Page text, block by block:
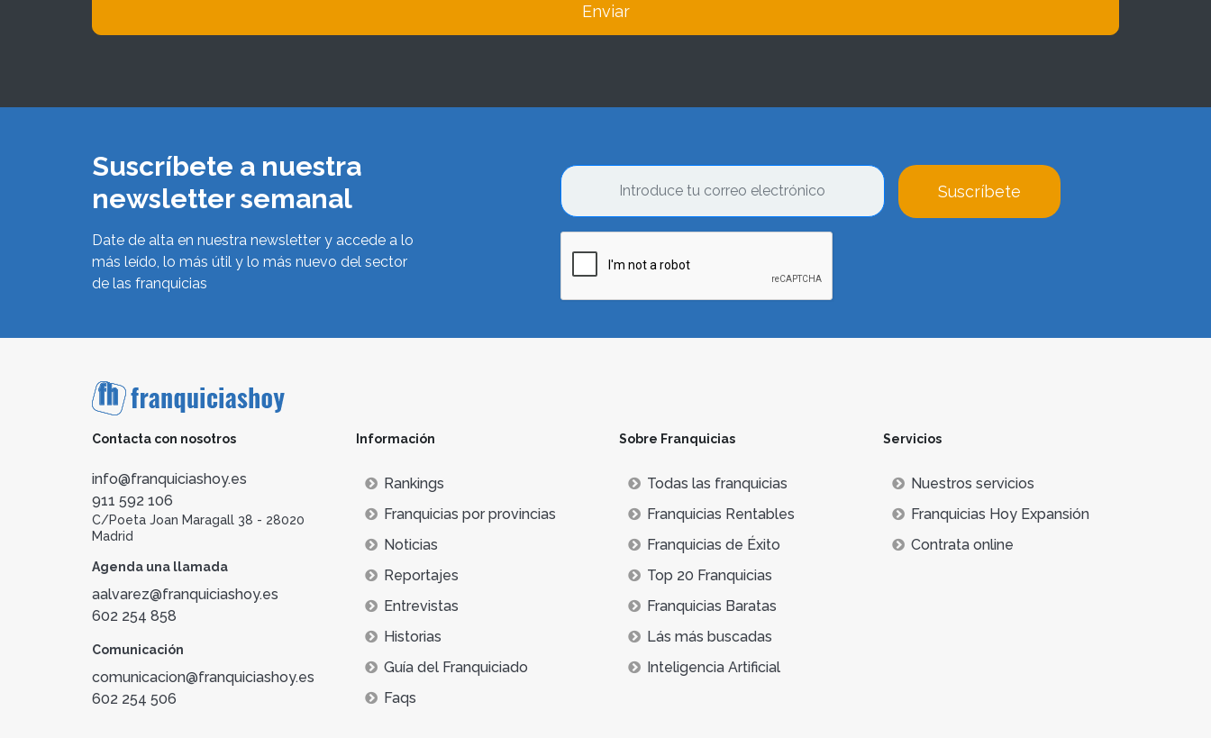
Enviar
Suscríbete a nuestra
newsletter semanal
Date de alta en nuestra newsletter y accede a lo
más leído, lo más útil y lo más nuevo del sector
de las franquicias
Suscríbete
Contacta con nosotros
info@franquiciashoy.es
911 592 106
C/Poeta Joan Maragall 38 - 28020
Madrid
Agenda una llamada
aalvarez@franquiciashoy.es
602 254 858
Comunicación
comunicacion@franquiciashoy.es
602 254 506
Información
Rankings
Franquicias por provincias
Noticias
Reportajes
Entrevistas
Historias
Guía del Franquiciado
Faqs
Sobre Franquicias
Todas las franquicias
Franquicias Rentables
Franquicias de Éxito
Top 20 Franquicias
Franquicias Baratas
Lás más buscadas
Inteligencia Artificial
Servicios
Nuestros servicios
Franquicias Hoy Expansión
Contrata online